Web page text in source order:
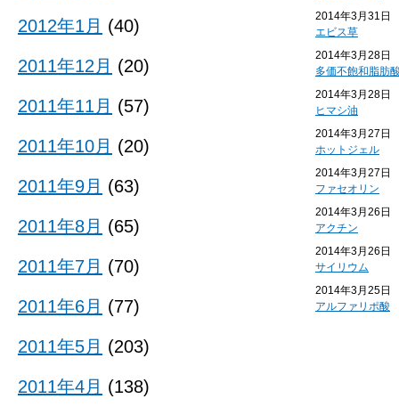
2014年3月31日
エビス草
2014年3月28日
多価不飽和脂肪
2014年3月28日
ヒマシ油
2014年3月27日
ホットジェル
2014年3月27日
ファセオリン
2014年3月26日
アクチン
2014年3月26日
サイリウム
2014年3月25日
アルファリポ酸
2012年1月 (40)
2011年12月 (20)
2011年11月 (57)
2011年10月 (20)
2011年9月 (63)
2011年8月 (65)
2011年7月 (70)
2011年6月 (77)
2011年5月 (203)
2011年4月 (138)